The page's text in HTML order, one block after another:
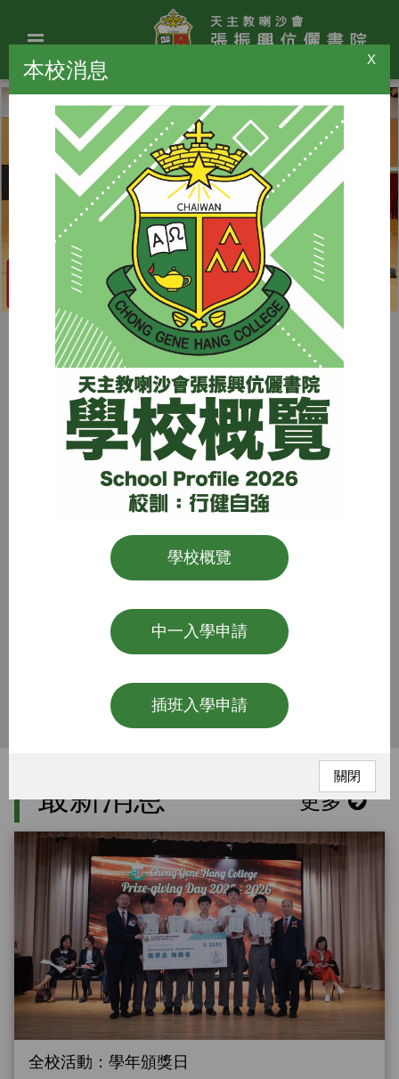
X
本校消息
學校概覽
中一入學申請
插班入學申請
關閉
最新消息 更多
全校活動：學年頒獎日